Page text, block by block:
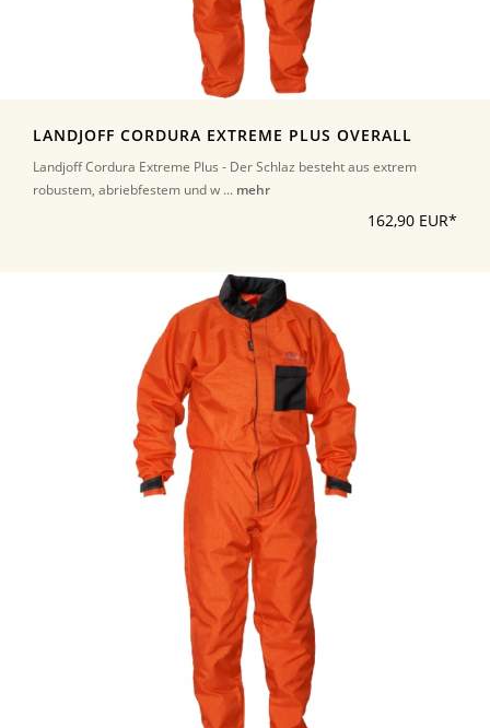
LANDJOFF CORDURA EXTREME PLUS OVERALL
Landjoff Cordura Extreme Plus - Der Schlaz besteht aus extrem
robustem, abriebfestem und w ... mehr
162,90 EUR*